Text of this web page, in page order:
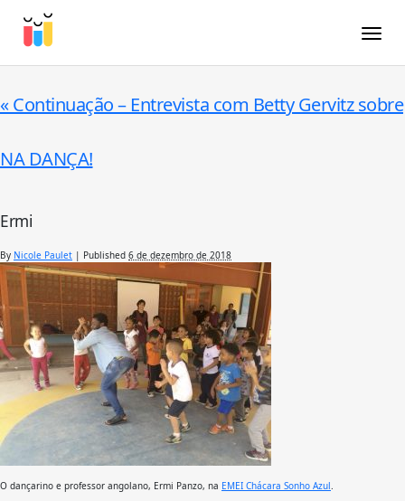
«Continuação – Entrevista com Betty Gervitz sobre
NA DANÇA!
Ermi
By Nicole Paulet | Published 6 de dezembro de 2018
O dançarino e professor angolano, Ermi Panzo, na EMEI Chácara Sonho Azul